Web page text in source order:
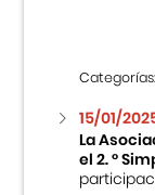
Categorías:
15/01/
La
el 2. °